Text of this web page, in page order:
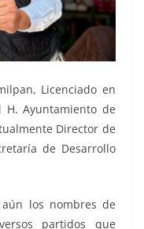
Licenciado en
H. Ayuntamiento de
Director de
de Desarrollo
los nombres de
partidos que